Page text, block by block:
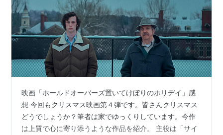
映画「ホールドオーバーズ置いてけぼりのホリデイ」感
想 今回もクリスマス映画第４弾です。皆さんクリスマス
どうでしょうか？筆者は家でゆっくりしています。今作
は上質で心に寄り添うような作品を紹介。 主役は「サイ